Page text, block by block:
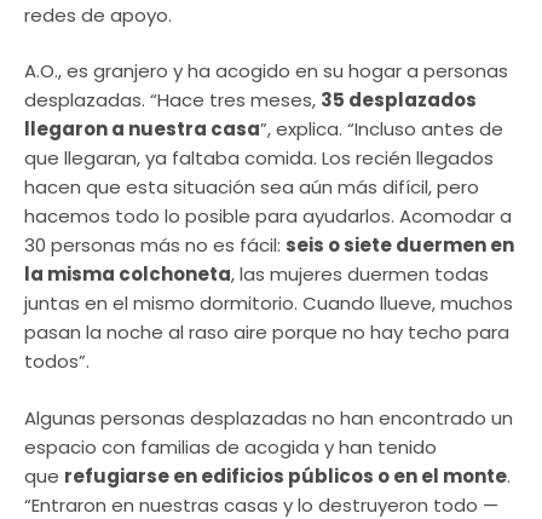
redes de apoyo.
A.O., es granjero y ha acogido en su hogar a personas
desplazadas. “Hace tres meses, 35 desplazados
llegaron a nuestra casa”, explica. “Incluso antes de
que llegaran, ya faltaba comida. Los recién llegados
hacen que esta situación sea aún más difícil, pero
hacemos todo lo posible para ayudarlos. Acomodar a
30 personas más no es fácil: seis o siete duermen en
la misma colchoneta, las mujeres duermen todas
juntas en el mismo dormitorio. Cuando llueve, muchos
pasan la noche al raso aire porque no hay techo para
todos”.
Algunas personas desplazadas no han encontrado un
espacio con familias de acogida y han tenido
que refugiarse en edificios públicos o en el monte.
“Entraron en nuestras casas y lo destruyeron todo —